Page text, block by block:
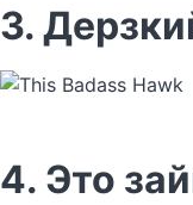
3.
4. Это